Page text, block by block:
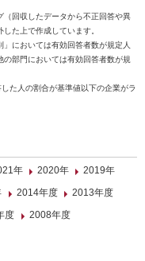
回収したデータから不正回答や異
た上で作成しています。
においては有効回答者数が規定人
部門においては有効回答者数が規
た人の割合が基準値以下の企業がラ
年 2020年
2019年
2014年度
2013年度
度 2008年度